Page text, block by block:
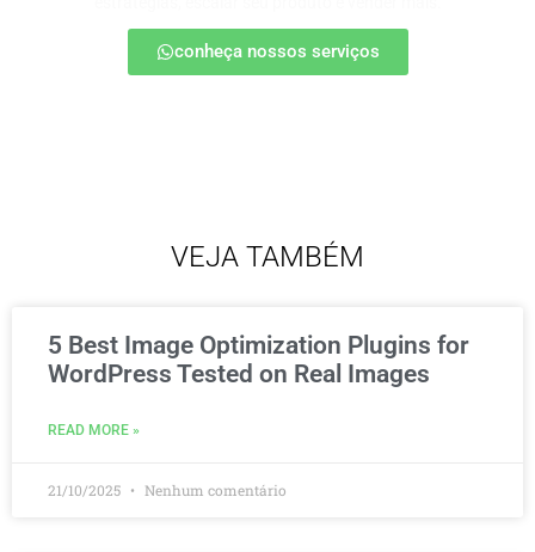
conheça nossos serviços
VEJA TAMBÉM
5 Best Image Optimization Plugins for
WordPress Tested on Real Images
READ MORE »
21/10/2025 Nenhum comentário